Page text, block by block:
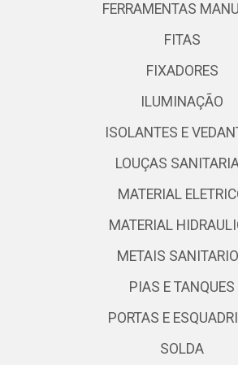
FERRAMENTAS
FITAS
FIXADORES
ILUMINAÇÃO
ISOLANTES E
LOUÇAS
MATERIAL
MATERIAL
METAIS
PIAS E TANQUES
PORTAS E
SOLDA